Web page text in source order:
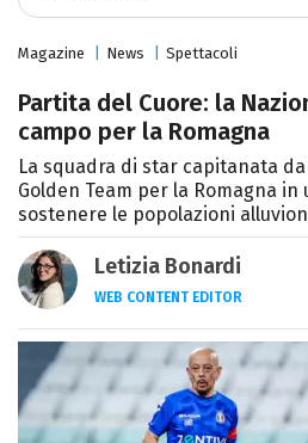
Magazine News Spettacoli
Partita del Cuore: la
campo per la Romagna
La squadra di star capitanata
Golden Team per la Romagna
sostenere le popolazioni
Letizia Bonardi
WEB CONTENT EDITOR
Content Editor e
appassionata di arte
per la scrittura